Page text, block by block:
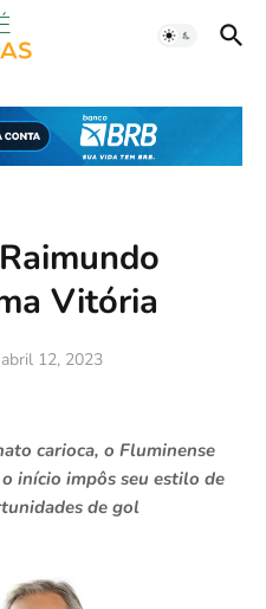
Vitória
abril 12, 2023
carioca, o Fluminense
início impôs seu estilo de
de gol